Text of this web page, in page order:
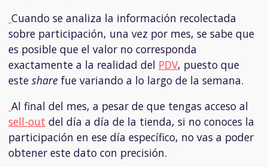
Cuando se analiza la información recolectada
sobre participación, una vez por mes, se sabe que
es posible que el valor no corresponda
exactamente a la realidad del PDV, puesto que
este share fue variando a lo largo de la semana.
Al final del mes, a pesar de que tengas acceso al
sell-out del día a día de la tienda, si no conoces la
participación en ese día específico, no vas a poder
obtener este dato con precisión.